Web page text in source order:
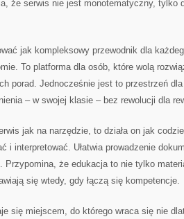
że serwis nie jest monotematyczny, tylko
jak kompleksowy przewodnik dla
To platforma dla osób, które wolą
porad. Jednocześnie jest to przestrzeń
– w swojej klasie – bez rewolucji dla
jak na narzędzie, to działa on jak
i interpretować. Ułatwia prowadzenie
Przypomina, że edukacja to nie tylko
się wtedy, gdy łączą się kompetencje.
się miejscem, do którego wraca się nie